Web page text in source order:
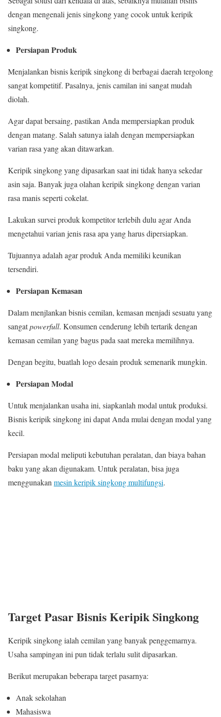
dengan mengenali jenis singkong yang cocok untuk keripik
singkong.
Persiapan Produk
Menjalankan bisnis keripik singkong di berbagai daerah tergolong
sangat kompetitif. Pasalnya, jenis camilan ini sangat mudah
diolah.
Agar dapat bersaing, pastikan Anda mempersiapkan produk
dengan matang. Salah satunya ialah dengan mempersiapkan
varian rasa yang akan ditawarkan.
Keripik singkong yang dipasarkan saat ini tidak hanya sekedar
asin saja. Banyak juga olahan keripik singkong dengan varian
rasa manis seperti cokelat.
Lakukan survei produk kompetitor terlebih dulu agar Anda
mengetahui varian jenis rasa apa yang harus dipersiapkan.
Tujuannya adalah agar produk Anda memiliki keunikan
tersendiri.
Persiapan Kemasan
Dalam menjlankan bisnis cemilan, kemasan menjadi sesuatu yang
sangatpowerfull. Konsumen cenderung lebih tertarik dengan
kemasan cemilan yang bagus pada saat mereka memilihnya.
Dengan begitu, buatlah logo desain produk semenarik mungkin.
Persiapan Modal
Untuk menjalankan usaha ini, siapkanlah modal untuk produksi.
Bisnis keripik singkong ini dapat Anda mulai dengan modal yang
kecil.
Persiapan modal meliputi kebutuhan peralatan, dan biaya bahan
baku yang akan digunakam. Untuk peralatan, bisa juga
menggunakan mesin keripik singkong multifungsi.
Target Pasar Bisnis Keripik Singkong
Keripik singkong ialah cemilan yang banyak penggemarnya.
Usaha sampingan ini pun tidak terlalu sulit dipasarkan.
Berikut merupakan beberapa target pasarnya:
Anak sekolahan
Mahasiswa